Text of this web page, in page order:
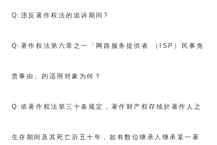
Q: 违反著作权法的追诉期间?
Q: 著作权法第六章之一「网路服务提供者 （ISP）民事免
责事由」的适用对象为何？
Q: 依著作权法第三十条规定，著作财产权存续於著作人之
生存期间及其死亡后五十年，如有数位继承人继承某一著